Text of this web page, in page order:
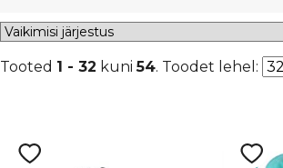
MATERJAL
11x9 cm
VÄRV
Tooted 1 - 32 kuni54. Toodet lehel: